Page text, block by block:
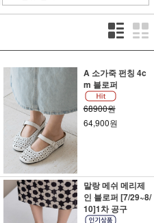
A 소가죽 펀칭 4c
m 블로퍼
68900원
64,900원
말랑 메쉬 메리제
인 블로퍼 [7/29~8/
10]1차 공구